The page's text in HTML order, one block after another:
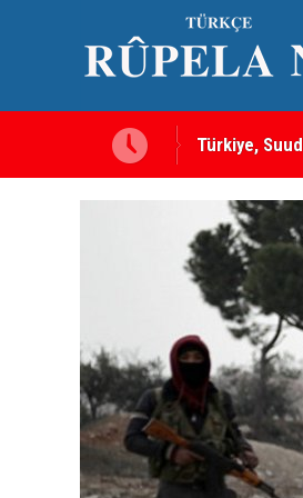
Türkiye,
sayılacak
MEI Raporu: